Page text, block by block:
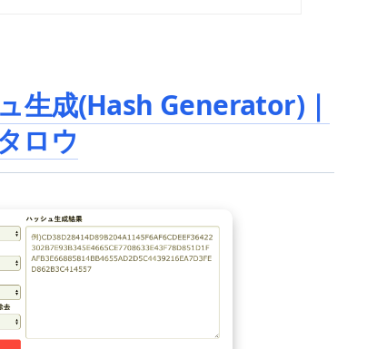
生成(Hash Generator)｜
ロウ